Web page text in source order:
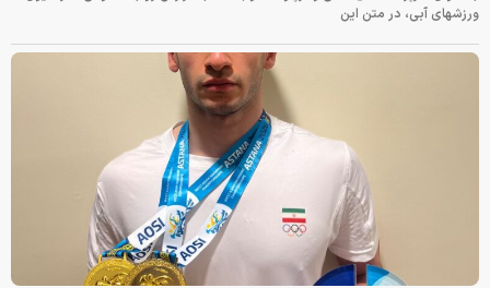
ورزشهای آبی، در متن این